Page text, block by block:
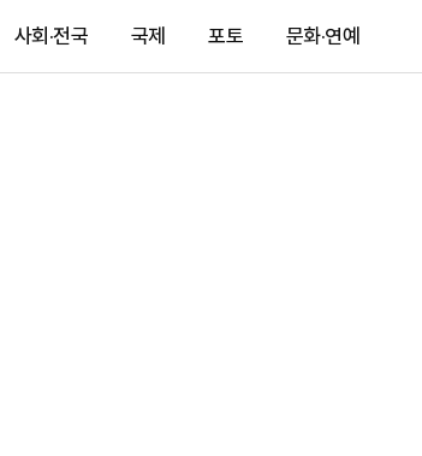
사회·전국 국제 포토 문화·연예